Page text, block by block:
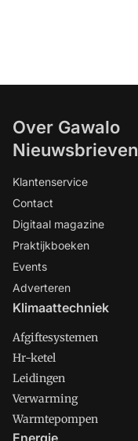
Over Gawalo
Nieuwsbrieven
Klantenservice
Contact
Digitaal magazine
Praktijkboeken
Events
Adverteren
Klimaattechniek
Afgiftesystemen
Hr-ketel
Leidingen
Verwarming
Warmtepompen
Energie